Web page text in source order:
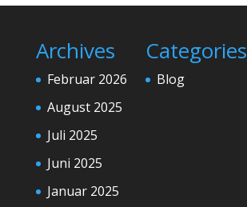
Archives
Februar 2026
August 2025
Juli 2025
Juni 2025
Januar 2025
Categories
Blog